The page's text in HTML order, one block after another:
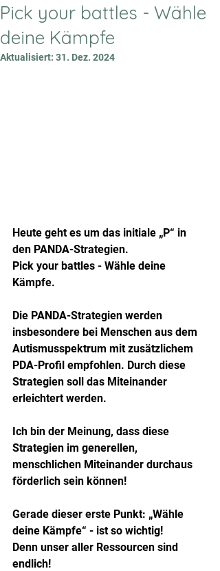
Pick your battles - Wähle
deine Kämpfe
Aktualisiert: 31. Dez. 2024
Heute geht es um das initiale „P“ in
den PANDA-Strategien.
Pick your battles - Wähle deine
Kämpfe.
Die PANDA-Strategien werden
insbesondere bei Menschen aus dem
Autismusspektrum mit zusätzlichem
PDA-Profil empfohlen. Durch diese
Strategien soll das Miteinander
erleichtert werden.
Ich bin der Meinung, dass diese
Strategien im generellen,
menschlichen Miteinander durchaus
förderlich sein können!
Gerade dieser erste Punkt: „Wähle
deine Kämpfe“ - ist so wichtig!
Denn unser aller Ressourcen sind
endlich!